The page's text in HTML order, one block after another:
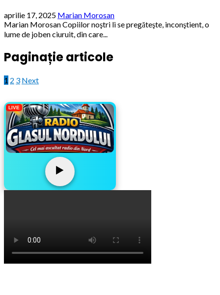
aprilie 17, 2025 Marian Morosan
Marian Morosan Copiilor noştri li se pregăteşte, inconştient, o
lume de joben ciuruit, din care...
Paginație articole
1 2 3 Next
LIVE
▶️